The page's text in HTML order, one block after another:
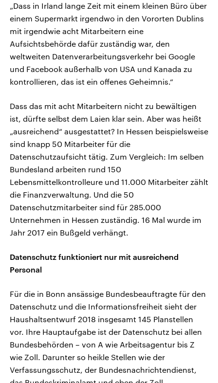
„Dass in Irland lange Zeit mit einem kleinen Büro über
einem Supermarkt irgendwo in den Vororten Dublins
mit irgendwie acht Mitarbeitern eine
Aufsichtsbehörde dafür zuständig war, den
weltweiten Datenverarbeitungsverkehr bei Google
und Facebook außerhalb von USA und Kanada zu
kontrollieren, das ist ein offenes Geheimnis.“
Dass das mit acht Mitarbeitern nicht zu bewältigen
ist, dürfte selbst dem Laien klar sein. Aber was heißt
„ausreichend“ ausgestattet? In Hessen beispielsweise
sind knapp 50 Mitarbeiter für die
Datenschutzaufsicht tätig. Zum Vergleich: Im selben
Bundesland arbeiten rund 150
Lebensmittelkontrolleure und 11.000 Mitarbeiter zählt
die Finanzverwaltung. Und die 50
Datenschutzmitarbeiter sind für 285.000
Unternehmen in Hessen zuständig. 16 Mal wurde im
Jahr 2017 ein Bußgeld verhängt.
Datenschutz funktioniert nur mit ausreichend
Personal
Für die in Bonn ansässige Bundesbeauftragte für den
Datenschutz und die Informationsfreiheit sieht der
Haushaltsentwurf 2018 insgesamt 145 Planstellen
vor. Ihre Hauptaufgabe ist der Datenschutz bei allen
Bundesbehörden – von A wie Arbeitsagentur bis Z
wie Zoll. Darunter so heikle Stellen wie der
Verfassungsschutz, der Bundesnachrichtendienst,